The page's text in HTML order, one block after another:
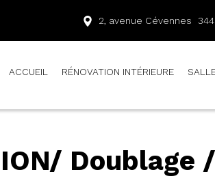
2, avenue Cévennes
ACCUEIL RÉNOVATION INTÉRIEURE
Doublage